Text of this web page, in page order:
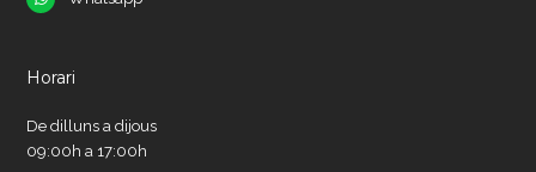
Horari
De dilluns a dijous
09:00h a 17:00h